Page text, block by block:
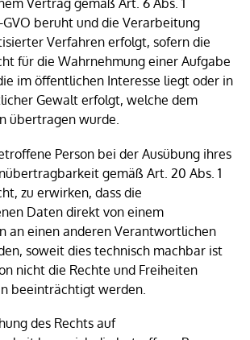
Vertrag gemäß Art. 6 Abs. 1
beruht und die Verarbeitung
Verfahren erfolgt, sofern die
für die Wahrnehmung einer Aufgabe
im öffentlichen Interesse liegt oder in
Gewalt erfolgt, welche dem
übertragen wurde.
Person bei der Ausübung ihres
gemäß Art. 20 Abs. 1
zu erwirken, dass die
Daten direkt von einem
an einen anderen Verantwortlichen
soweit dies technisch machbar ist
nicht die Rechte und Freiheiten
beeinträchtigt werden.
des Rechts auf